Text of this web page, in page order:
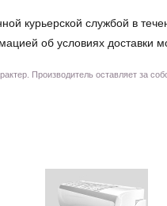
курьерской службой в
об условиях доставки
Производитель оставляет за